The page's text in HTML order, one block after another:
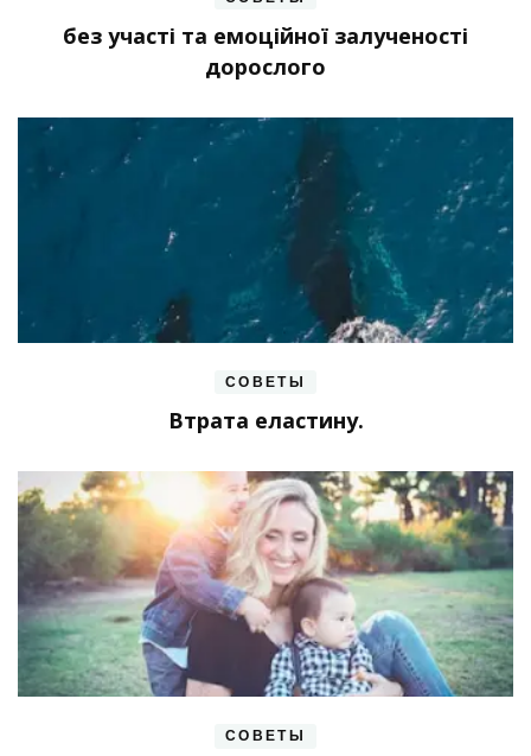
без участі та емоційної залученості
дорослого
СОВЕТЫ
Втрата еластину.
СОВЕТЫ